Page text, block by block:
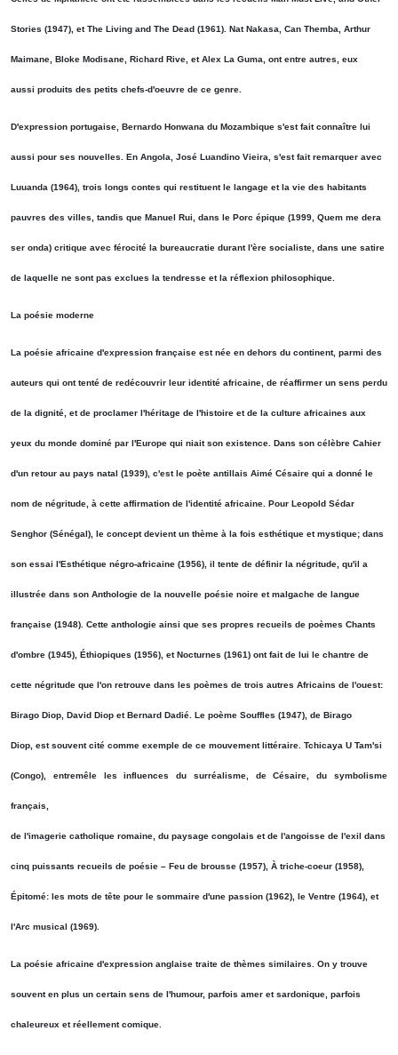
Stories (1947), et The Living and The Dead (1961). Nat Nakasa, Can Themba, Arthur
Maimane, Bloke Modisane, Richard Rive, et Alex La Guma, ont entre autres, eux
aussi produits des petits chefs-d'oeuvre de ce genre.
D'expression portugaise, Bernardo Honwana du Mozambique s'est fait connaître lui
aussi pour ses nouvelles. En Angola, José Luandino Vieira, s'est fait remarquer avec
Luuanda (1964), trois longs contes qui restituent le langage et la vie des habitants
pauvres des villes, tandis que Manuel Rui, dans le Porc épique (1999, Quem me dera
ser onda) critique avec férocité la bureaucratie durant l'ère socialiste, dans une satire
de laquelle ne sont pas exclues la tendresse et la réflexion philosophique.
La poésie moderne
La poésie africaine d'expression française est née en dehors du continent, parmi des
auteurs qui ont tenté de redécouvrir leur identité africaine, de réaffirmer un sens perdu
de la dignité, et de proclamer l'héritage de l'histoire et de la culture africaines aux
yeux du monde dominé par l'Europe qui niait son existence. Dans son célèbre Cahier
d'un retour au pays natal (1939), c'est le poète antillais Aimé Césaire qui a donné le
nom de négritude, à cette affirmation de l'identité africaine. Pour Leopold Sédar
Senghor (Sénégal), le concept devient un thème à la fois esthétique et mystique; dans
son essai l'Esthétique négro-africaine (1956), il tente de définir la négritude, qu'il a
illustrée dans son Anthologie de la nouvelle poésie noire et malgache de langue
française (1948). Cette anthologie ainsi que ses propres recueils de poèmes Chants
d'ombre (1945), Éthiopiques (1956), et Nocturnes (1961) ont fait de lui le chantre de
cette négritude que l'on retrouve dans les poèmes de trois autres Africains de l'ouest:
Birago Diop, David Diop et Bernard Dadié. Le poème Souffles (1947), de Birago
Diop, est souvent cité comme exemple de ce mouvement littéraire. Tchicaya U Tam'si
(Congo), entremêle les influences du surréalisme, de Césaire, du symbolisme
français,
de l'imagerie catholique romaine, du paysage congolais et de l'angoisse de l'exil dans
cinq puissants recueils de poésie – Feu de brousse (1957), À triche-coeur (1958),
Épitomé: les mots de tête pour le sommaire d'une passion (1962), le Ventre (1964), et
l'Arc musical (1969).
La poésie africaine d'expression anglaise traite de thèmes similaires. On y trouve
souvent en plus un certain sens de l'humour, parfois amer et sardonique, parfois
chaleureux et réellement comique.